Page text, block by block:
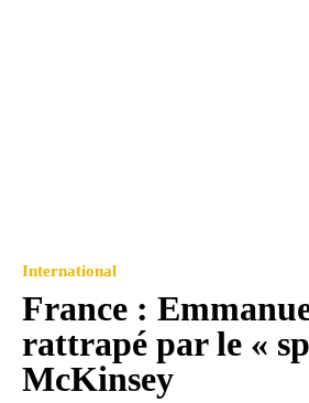
International
France :
rattrapé par le «
McKinsey